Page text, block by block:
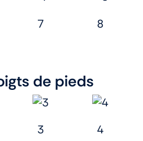
7 8
de pieds
3 4